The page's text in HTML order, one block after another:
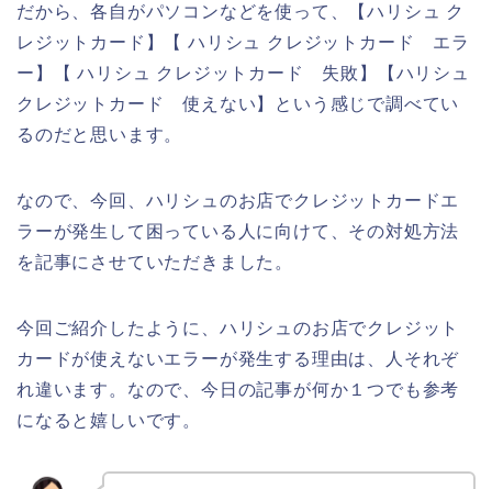
だから、各自がパソコンなどを使って、【ハリシュ ク
レジットカード】【 ハリシュ クレジットカード エラ
ー】【 ハリシュ クレジットカード 失敗】【ハリシュ
クレジットカード 使えない】という感じで調べてい
るのだと思います。
なので、今回、ハリシュのお店でクレジットカードエ
ラーが発生して困っている人に向けて、その対処方法
を記事にさせていただきました。
今回ご紹介したように、ハリシュのお店でクレジット
カードが使えないエラーが発生する理由は、人それぞ
れ違います。なので、今日の記事が何か１つでも参考
になると嬉しいです。